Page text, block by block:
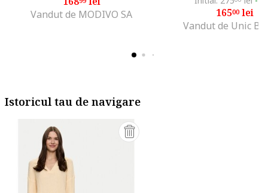
Vandut de MODIVO SA
16500lei
Vandut de Unic
Istoricul tau de navigare